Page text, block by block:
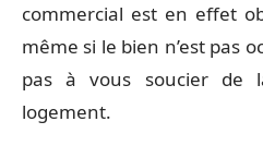
commercial est en effet
même si le bien n’est pas
pas à vous soucier de
logement.